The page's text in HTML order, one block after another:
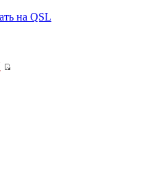
на QSL